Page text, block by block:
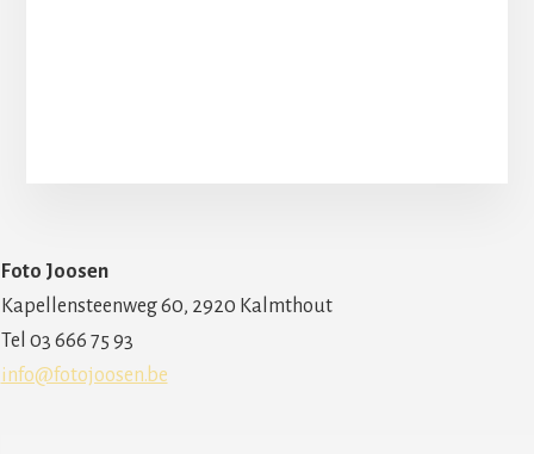
Primaire
Sidebar
Foto Joosen
Kapellensteenweg 60, 2920 Kalmthout
Tel 03 666 75 93
info@fotojoosen.be